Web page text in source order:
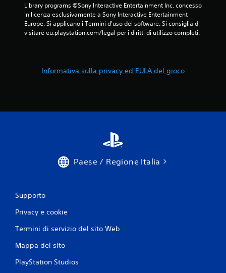
Library programs ©Sony Interactive Entertainment Inc. concesso
in licenza esclusivamente a Sony Interactive Entertainment
Europe. Si applicano i Termini d'uso del software. Si consiglia di
visitare eu.playstation.com/legal per i diritti di utilizzo completi.
Informativa sulla privacy ed EULA del gioco
Paese / Regione Italia
Supporto
Privacy e cookie
Termini di servizio del sito Web
Mappa del sito
PlayStation Studios